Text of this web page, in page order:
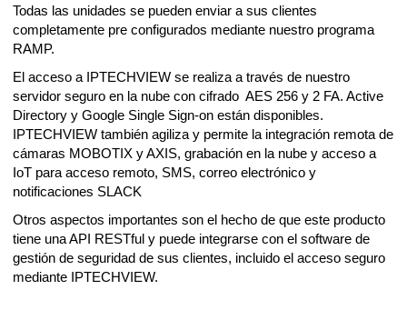
Todas las unidades se pueden enviar a sus clientes
completamente pre configurados mediante nuestro programa
RAMP.
El acceso a IPTECHVIEW se realiza a través de nuestro
servidor seguro en la nube con cifrado  AES 256 y 2 FA. Active
Directory y Google Single Sign-on están disponibles.
IPTECHVIEW también agiliza y permite la integración remota de
cámaras MOBOTIX y AXIS, grabación en la nube y acceso a
IoT para acceso remoto, SMS, correo electrónico y
notificaciones SLACK
Otros aspectos importantes son el hecho de que este producto
tiene una API RESTful y puede integrarse con el software de
gestión de seguridad de sus clientes, incluido el acceso seguro
mediante IPTECHVIEW.